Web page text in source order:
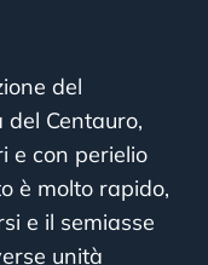
del
del Centauro,
e con perielio
è molto rapido,
e il semiasse
unità